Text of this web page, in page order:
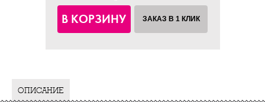
В КОРЗИНУ ЗАКАЗ В 1 КЛИК
ОПИСАНИЕ